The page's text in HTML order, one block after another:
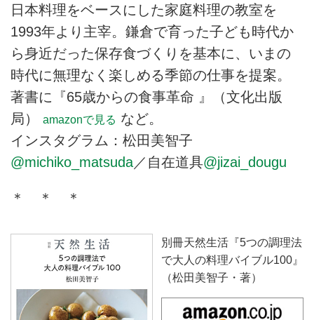
日本料理をベースにした家庭料理の教室を
1993年より主宰。鎌倉で育った子ども時代か
ら身近だった保存食づくりを基本に、いまの
時代に無理なく楽しめる季節の仕事を提案。
著書に『65歳からの食事革命 』（文化出版
局）
amazonで見る など。
インスタグラム：松田美智子
@michiko_matsuda／自在道具@jizai_dougu
＊ ＊ ＊
別冊天然生活『5つの調理法
で大人の料理バイブル100』
（松田美智子・著）